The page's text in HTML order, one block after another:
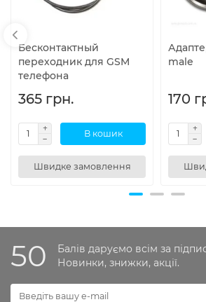
Бесконтактный
переходник для GSM
телефона
365 грн.
В кошик
Швидке замовлення
male
170
50
Балів даруємо всім за
Новинки, знижки, акції.